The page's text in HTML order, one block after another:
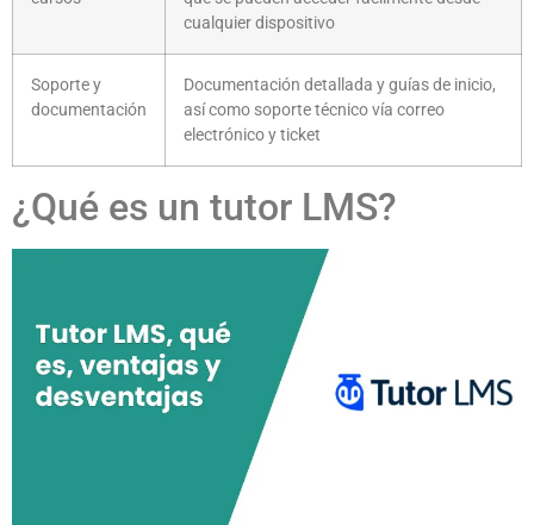
cualquier dispositivo
Soporte y
documentación
Documentación detallada y guías de inicio,
así como soporte técnico vía correo
electrónico y ticket
¿Qué es un tutor LMS?